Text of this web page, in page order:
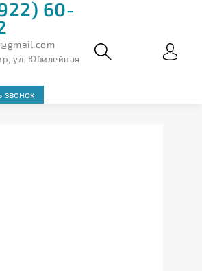
60-
ул. Юбилейная,
звонок